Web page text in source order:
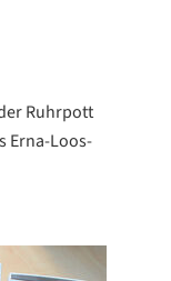
Ruhrpott
Erna-Loos-